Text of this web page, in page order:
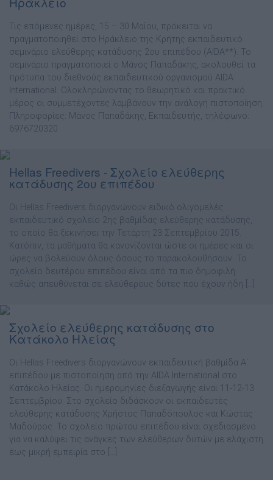
Τις επόμενες ημέρες, 15 – 30 Μαΐου, πρόκειται να
πραγματοποιηθεί στο Ηράκλειο της Κρήτης εκπαιδευτικό
σεμινάριο ελεύθερης κατάδυσης 2ου επιπέδου (AIDA**). Το
σεμινάριο πραγματοποιεί ο Μάνος Παπαδάκης, ακολουθεί τα
πρότυπα του διεθνούς εκπαιδευτικού οργανισμού AIDA
International. Ολοκληρώνοντας το θεωρητικό και πρακτικό
μέρος οι συμμετέχοντες λαμβάνουν την ανάλογη πιστοποίηση.
Πληροφορίες: Μάνος Παπαδάκης, Εκπαιδευτής, τηλέφωνο:
6976720320
Hellas Freedivers - Σχολείο ελεύθερης
κατάδυσης 2ου επιπέδου
Οι Hellas Freedivers διοργανώνουν ειδικό ολιγομελές
εκπαιδευτικό σχολείο 2ης βαθμίδας ελεύθερης κατάδυσης,
το οποίο θα ξεκινήσει την Τετάρτη 23 Σεπτεμβρίου 2015.
Κατόπιν, τα μαθήματα θα κανονίζονται ώστε οι ημέρες και οι
ώρες να βολεύουν όλους όσους το παρακολουθήσουν. Το
σχολείο δευτέρου επιπέδου είναι από τα πιο δημοφιλή
καθώς απευθύνεται σε ελεύθερους δύτες που έχουν ήδη […]
Σχολείο ελεύθερης κατάδυσης στο
Κατάκολο Ηλείας
Οι Hellas Freedivers διοργανώνουν εκπαιδευτική βαθμίδα Α΄
επιπέδου με πιστοποίηση από την AIDA International στο
Κατάκολο Ηλείας. Οι ημερομηνίες διεξαγωγής είναι 11-12-13
Σεπτεμβρίου. Στο σχολείο διδάσκουν οι εκπαιδευτές
ελεύθερης κατάδυσης Χρήστος Παπαδόπουλος και Κώστας
Μαδούρος. Το σχολείο πρώτου επιπέδου είναι σχεδιασμένο
για να καλύψει τις ανάγκες των ελεύθερων δυτών με ελάχιστη
έως μικρή εμπειρία στο […]